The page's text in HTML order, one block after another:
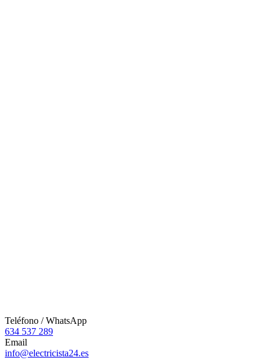
Teléfono / WhatsApp
634 537 289
Email
info@electricista24.es